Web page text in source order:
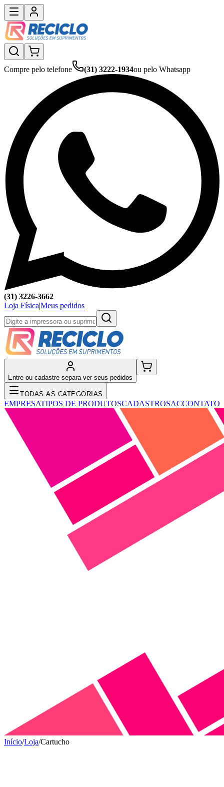
Compre pelo telefone (31) 3222-1934ou pelo Whatsapp
(31) 3226-3662
Loja Física|Meus pedidos
Entre ou cadastre-separa ver seus pedidos
TODAS AS CATEGORIAS
EMPRESATIPOS DE PRODUTOSCADASTROSACCONTATO
Início/Loja/Cartucho